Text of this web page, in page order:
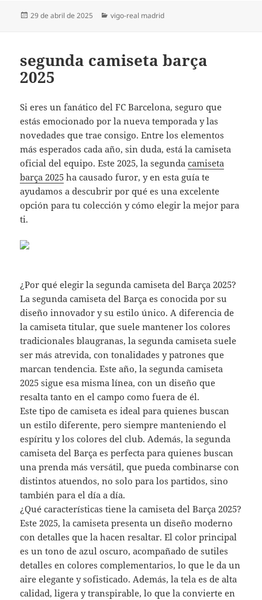
Publicado
29 de abril de 2025 Categorías
vigo-real madrid
segunda camiseta barça
2025
Si eres un fanático del FC Barcelona, seguro que
estás emocionado por la nueva temporada y las
novedades que trae consigo. Entre los elementos
más esperados cada año, sin duda, está la camiseta
oficial del equipo. Este 2025, la segundacamiseta
barça 2025 ha causado furor, y en esta guía te
ayudamos a descubrir por qué es una excelente
opción para tu colección y cómo elegir la mejor para
ti.
¿Por qué elegir la segunda camiseta del Barça 2025?
La segunda camiseta del Barça es conocida por su
diseño innovador y su estilo único. A diferencia de
la camiseta titular, que suele mantener los colores
tradicionales blaugranas, la segunda camiseta suele
ser más atrevida, con tonalidades y patrones que
marcan tendencia. Este año, la segunda camiseta
2025 sigue esa misma línea, con un diseño que
resalta tanto en el campo como fuera de él.
Este tipo de camiseta es ideal para quienes buscan
un estilo diferente, pero siempre manteniendo el
espíritu y los colores del club. Además, la segunda
camiseta del Barça es perfecta para quienes buscan
una prenda más versátil, que pueda combinarse con
distintos atuendos, no solo para los partidos, sino
también para el día a día.
¿Qué características tiene la camiseta del Barça 2025?
Este 2025, la camiseta presenta un diseño moderno
con detalles que la hacen resaltar. El color principal
es un tono de azul oscuro, acompañado de sutiles
detalles en colores complementarios, lo que le da un
aire elegante y sofisticado. Además, la tela es de alta
calidad, ligera y transpirable, lo que la convierte en